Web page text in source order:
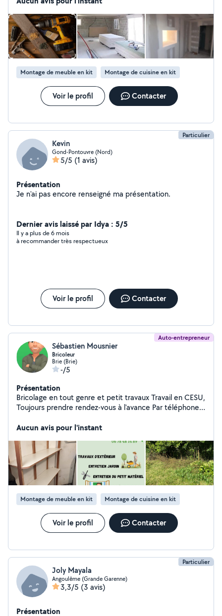
Montage de meuble en kit Montage de cuisine en kit
Voir le profil Contacter
Particulier
Kevin
Gond-Pontouvre (Nord)
5/5 (1 avis)
Présentation
Je n'ai pas encore renseigné ma présentation.
Dernier avis laissé par Idya : 5/5
Il y a plus de 6 mois
à recommander très respectueux
Voir le profil Contacter
Auto-entrepreneur
Sébastien Mousnier
Bricoleur
Brie (Brie)
-/5
Présentation
Bricolage en tout genre et petit travaux Travail en CESU,
Toujours prendre rendez-vous à l'avance Par téléphone,
Aucun avis pour l'instant
Montage de meuble en kit Montage de cuisine en kit
Voir le profil Contacter
Particulier
Joly Mayala
Angoulême (Grande Garenne)
3,3/5 (3 avis)
Présentation